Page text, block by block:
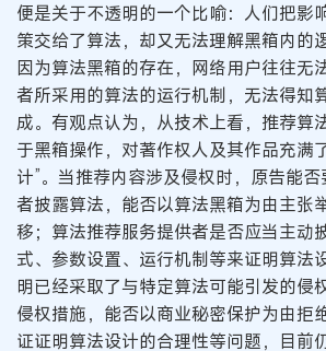
便是关于不透明的一个比喻：人们把影
策交给了算法，却又无法理解黑箱内的
因为算法黑箱的存在，网络用户往往无
者所采用的算法的运行机制，无法得知
成。有观点认为，从技术上看，推荐算
于黑箱操作，对著作权人及其作品充满
计”。当推荐内容涉及侵权时，原告能
者披露算法，能否以算法黑箱为由主张
移；算法推荐服务提供者是否应当主动
式、参数设置、运行机制等来证明算法
明已经采取了与特定算法可能引发的侵
侵权措施，能否以商业秘密保护为由拒
证证明算法设计的合理性等问题，目前